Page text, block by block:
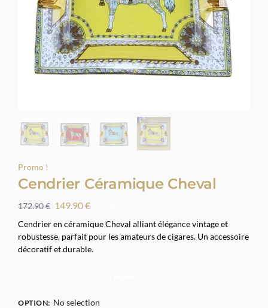
Promo !
Cendrier Céramique Cheval
172.90€ 149.90€
Cendrier en céramique Cheval alliant élégance vintage et
robustesse, parfait pour les amateurs de cigares. Un accessoire
décoratif et durable.
OPTION: No selection